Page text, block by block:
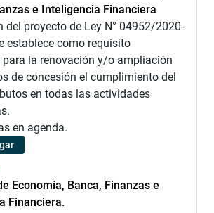
e Inteligencia Financiera
del proyecto de Ley N° 04952/2020-
establece como requisito
la renovación y/o ampliación
de concesión el cumplimiento del
en todas las actividades
en agenda.
Economía, Banca, Finanzas e
Financiera.